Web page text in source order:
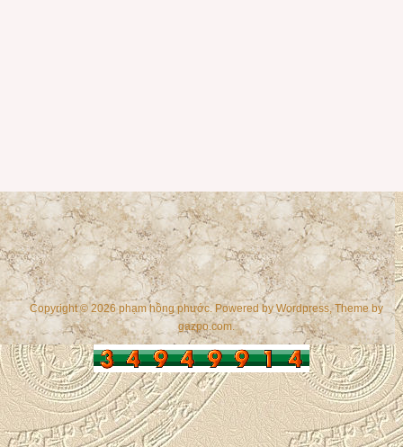
Copyright © 2026 phạm hồng phước. Powered byWordpress, Theme by
gazpo.com.